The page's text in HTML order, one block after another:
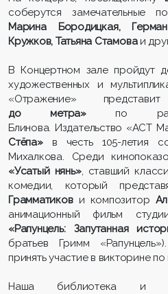
соберутся замечательные
Марина Бородицкая,
Кружков, Татьяна Стамоваи
В Концертном зале пройдут
художественных и
«Отражение»
до метра»по
Блинова. Издательство «АСТ
Стёпа»в честь 105-летия
Михалкова. Среди
«Усатый нянь», ставший
комедии, который
Грамматикови композитор
анимационный фильм
«Рапунцель: Запутанная
братьев Гримм
принять участие в викторине по
Наша библиотека и